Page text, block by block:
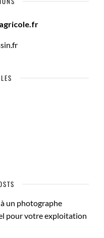
un photographe
pour votre exploitation